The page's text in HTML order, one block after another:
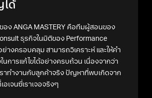
ได้
อง ANGA MASTERY คือทีมผู้สอนของ
ธุรกิจในมิติของ Performance
ย่างครอบคลุม สามารถวิเคราะห์ และให้คำ
นการแก้ไขได้อย่างครบถ้วน เนื่องจากว่า
าทำงานกับลูกค้าจริง ปัญหาที่พบเกิดจาก
เจนซี่เราเจอจริงๆ